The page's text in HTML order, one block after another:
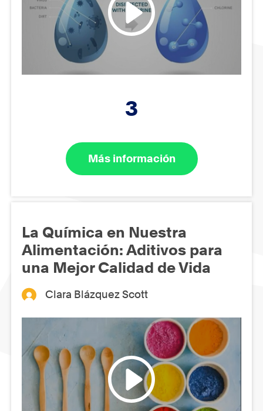
3
Más información
La Química en Nuestra
Alimentación: Aditivos para
una Mejor Calidad de Vida
Clara Blázquez Scott